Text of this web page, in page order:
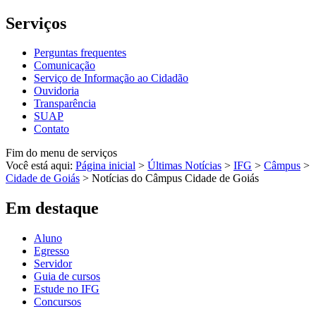
Serviços
Perguntas frequentes
Comunicação
Serviço de Informação ao Cidadão
Ouvidoria
Transparência
SUAP
Contato
Fim do menu de serviços
Você está aqui: Página inicial > Últimas Notícias > IFG > Câmpus >
Cidade de Goiás > Notícias do Câmpus Cidade de Goiás
Em destaque
Aluno
Egresso
Servidor
Guia de cursos
Estude no IFG
Concursos